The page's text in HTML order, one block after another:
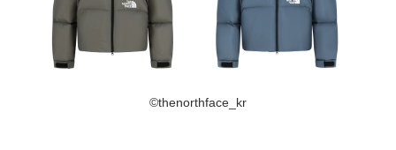
©thenorthface_kr